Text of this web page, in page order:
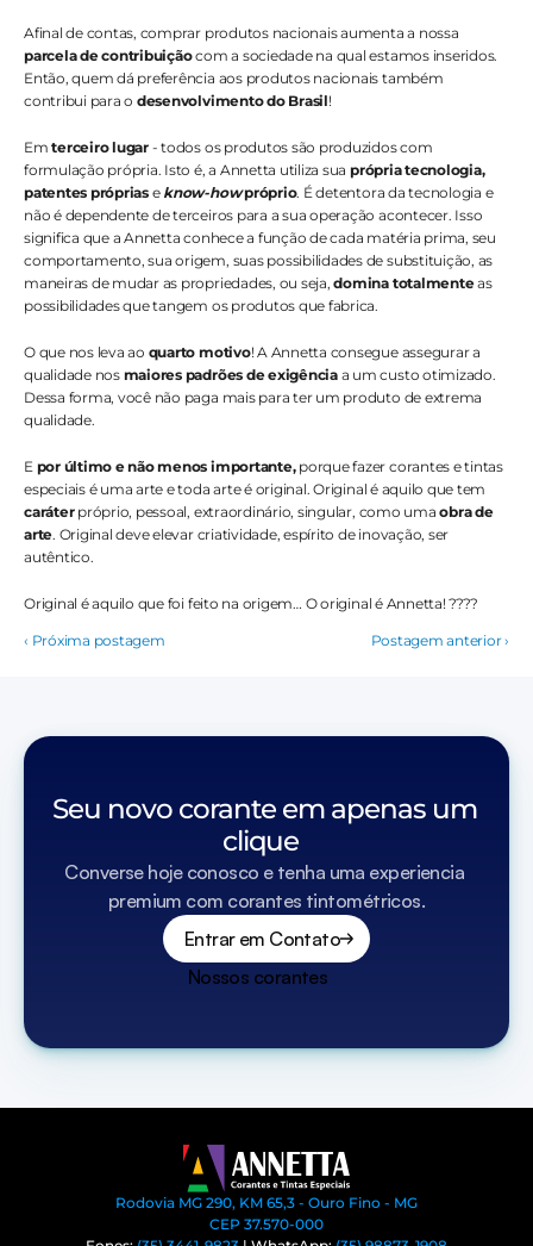
parcela de contribuição com a sociedade na qual estamos inseridos.
Então, quem dá preferência aos produtos nacionais também
contribui para o desenvolvimento do Brasil!⠀
Em terceiro lugar - todos os produtos são produzidos com
formulação própria. Isto é, a Annetta utiliza sua própria tecnologia,
patentes próprias e know-how próprio. É detentora da tecnologia e
não é dependente de terceiros para a sua operação acontecer. Isso
significa que a Annetta conhece a função de cada matéria prima, seu
comportamento, sua origem, suas possibilidades de substituição, as
maneiras de mudar as propriedades, ou seja, domina totalmente as
possibilidades que tangem os produtos que fabrica.
O que nos leva ao quarto motivo! A Annetta consegue assegurar a
qualidade nos maiores padrões de exigência a um custo otimizado.
Dessa forma, você não paga mais para ter um produto de extrema
qualidade.
E por último e não menos importante, porque fazer corantes e tintas
caráter próprio, pessoal, extraordinário, singular, como uma obra de
arte. Original deve elevar criatividade, espírito de inovação, ser
autêntico.
Original é aquilo que foi feito na origem… O original é Annetta! ????
‹ Próxima postagem Postagem anterior ›
Seu novo corante em apenas um
clique
Converse hoje conosco e tenha uma experiencia
premium com corantes tintométricos.
Entrar em Contato
Nossos corantes
Rodovia MG 290, KM 65,3 - Ouro Fino - MG
CEP 37.570-000